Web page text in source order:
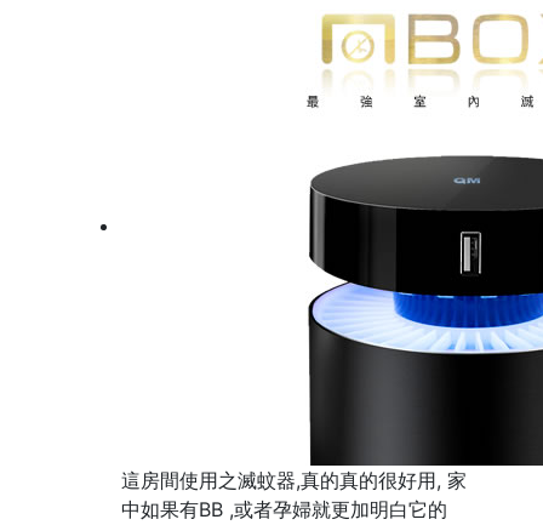
這房間使用之滅蚊器,真的真的很好用, 家
中如果有BB ,或者孕婦就更加明白它的